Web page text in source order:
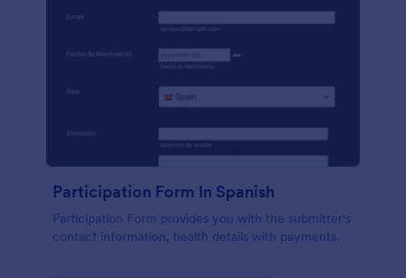
Participation Form In Spanish
Participation Form provides you with the submitter's
contact information, health details with payments.